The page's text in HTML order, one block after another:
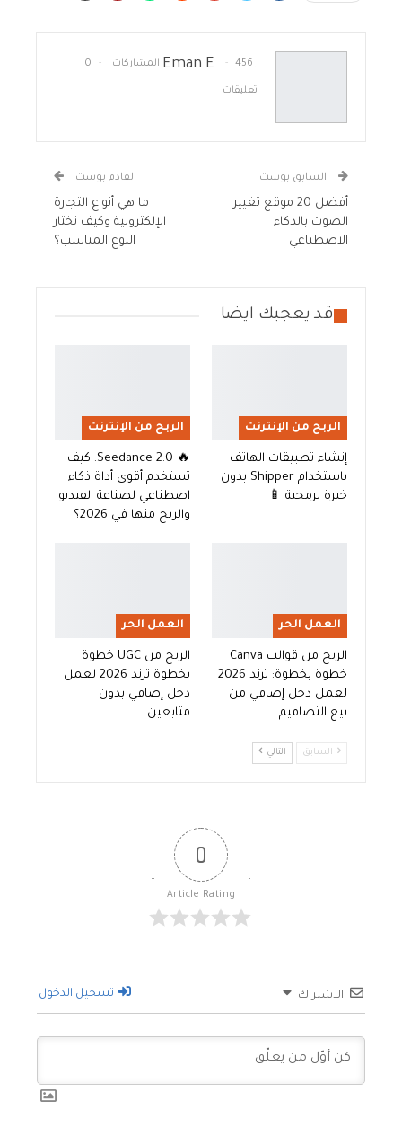
.Eman E 456 المشاركات 0
تعليقات
السابق بوست
أفضل 20 موقع تغيير
الصوت بالذكاء
الاصطناعي
القادم بوست
ما هي أنواع التجارة
الإلكترونية وكيف تختار
النوع المناسب؟
قد يعجبك ايضا
الربح من الإنترنت
إنشاء تطبيقات الهاتف
باستخدام Shipper بدون
خبرة برمجية 📱
الربح من الإنترنت
🔥 Seedance 2.0: كيف
تستخدم أقوى أداة ذكاء
اصطناعي لصناعة الفيديو
والربح منها في 2026؟
العمل الحر
الربح من قوالب Canva
خطوة بخطوة: ترند 2026
لعمل دخل إضافي من
بيع التصاميم
العمل الحر
الربح من UGC خطوة
بخطوة ترند 2026 لعمل
دخل إضافي بدون
متابعين
السابق التالي
0
Article Rating
الاشتراك تسجيل الدخول